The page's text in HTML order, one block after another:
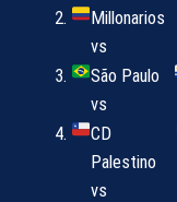
Millonarios
vs
São Paulo
vs
CD
Palestino
vs